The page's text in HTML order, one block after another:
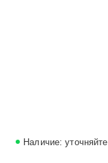
Наличие: уточняйте